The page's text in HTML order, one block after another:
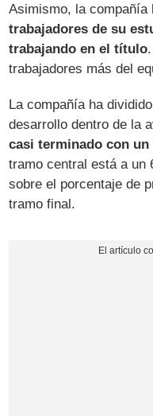
Asimismo, la
trabajadores de su
trabajando en el título
trabajadores más del
La compañía ha
desarrollo dentro de la
casi terminado con un
tramo central está a un
sobre el porcentaje de
tramo final.